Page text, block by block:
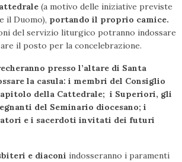
(a motivo delle iniziative previste
il Duomo), portando il proprio camice.
del servizio liturgico potranno indossare
il posto per la concelebrazione.
presso l’altare di Santa
la casula: i membri del Consiglio
della Cattedrale; i Superiori, gli
del Seminario diocesano; i
e i sacerdoti invitati dei futuri
e diaconi indosseranno i paramenti